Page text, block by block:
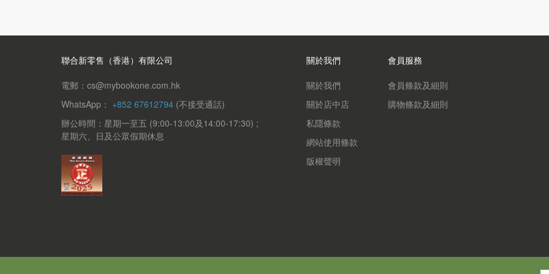
聯合新零售（香港）有限公司
電郵：cs@mybookone.com.hk
WhatsApp： +852 67612794 (不接受通話)
辦公時間：星期一至五 (9:00-13:00及14:00-17:30) ;
星期六、日及公眾假期休息
關於我們
關於我們
關於店中店
私隱條款
網站使用條款
版權聲明
會員服務
會員條款及細則
購物條款及細則